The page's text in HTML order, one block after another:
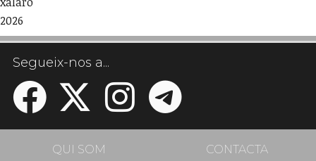
2026
Segueix-nos a...
QUI SOM CONTACTA